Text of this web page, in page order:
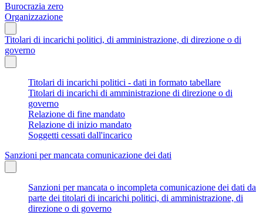
Burocrazia zero
Organizzazione
Titolari di incarichi politici, di amministrazione, di direzione o di
governo
Titolari di incarichi politici - dati in formato tabellare
Titolari di incarichi di amministrazione di direzione o di
governo
Relazione di fine mandato
Relazione di inizio mandato
Soggetti cessati dall'incarico
Sanzioni per mancata comunicazione dei dati
Sanzioni per mancata o incompleta comunicazione dei dati da
parte dei titolari di incarichi politici, di amministrazione, di
direzione o di governo